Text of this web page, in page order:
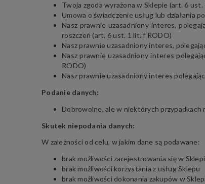
Twoja zgoda wyrażona w Sklepie (art. 6 ust.
Umowa o świadczenie usług lub działania
Nasz prawnie uzasadniony interes,
roszczeń (art. 6 ust. 1 lit. f RODO)
Nasz prawnie uzasadniony interes,
Nasz prawnie uzasadniony interes
RODO)
Nasz prawnie uzasadniony interes
Podanie danych:
Dobrowolne, ale w niektórych przypadkach
Skutek niepodania danych:
W zależności od celu, w jakim dane są podawane:
brak możliwości zarejestrowania się w
brak możliwości korzystania z usług Sklepu
brak możliwości dokonania zakupów w